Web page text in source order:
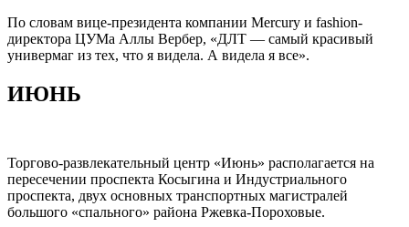
По словам вице-президента компании Mercury и fashion-
директора ЦУМа Аллы Вербер, «ДЛТ — самый красивый
универмаг из тех, что я видела. А видела я все».
ИЮНЬ
Торгово-развлекательный центр «Июнь» располагается на
пересечении проспекта Косыгина и Индустриального
проспекта, двух основных транспортных магистралей
большого «спального» района Ржевка-Пороховые.